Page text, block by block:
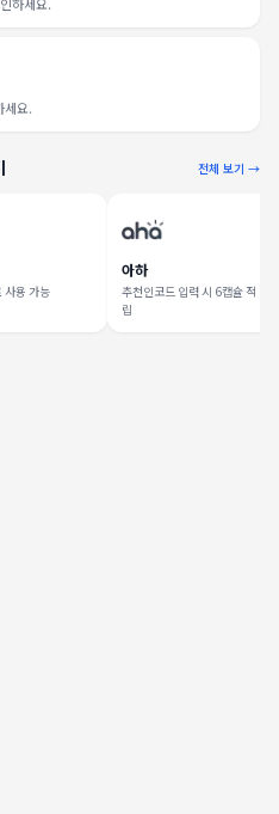
세요.
전체 보기 →
사용 가능
아하
추천인코드 입력 시 6캡슐 적
립